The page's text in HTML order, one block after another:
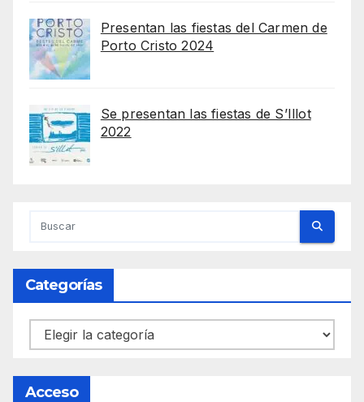
Presentan las fiestas del Carmen de
Porto Cristo 2024
Se presentan las fiestas de S’Illot
2022
Categorías
Categorías
Acceso